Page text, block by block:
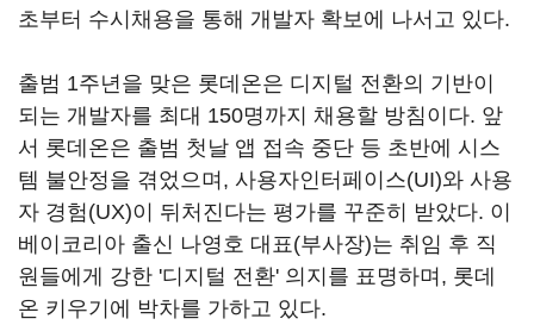
초부터 수시채용을 통해 개발자 확보에 나서고 있다.
출범 1주년을 맞은 롯데온은 디지털 전환의 기반이
되는 개발자를 최대 150명까지 채용할 방침이다. 앞
서 롯데온은 출범 첫날 앱 접속 중단 등 초반에 시스
템 불안정을 겪었으며, 사용자인터페이스(UI)와 사용
자 경험(UX)이 뒤처진다는 평가를 꾸준히 받았다. 이
베이코리아 출신 나영호 대표(부사장)는 취임 후 직
원들에게 강한 '디지털 전환' 의지를 표명하며, 롯데
온 키우기에 박차를 가하고 있다.